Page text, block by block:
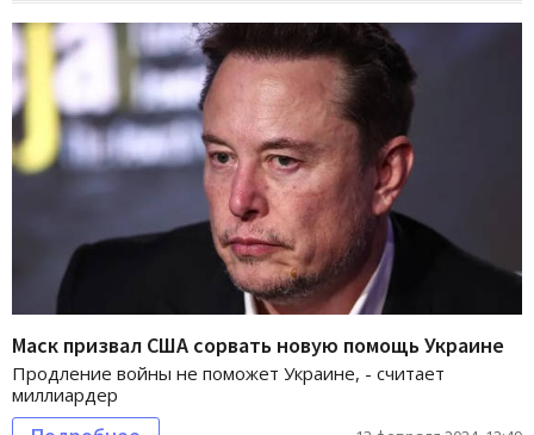
Маск призвал США сорвать новую помощь Украине
Продление войны не поможет Украине, - считает
миллиардер